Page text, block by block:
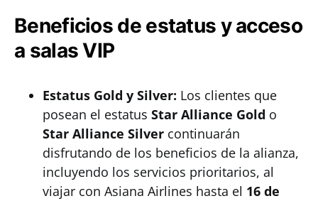
Beneficios de estatus y acceso
a salas VIP
Estatus Gold y Silver: Los clientes que
posean el estatus Star Alliance Gold o
Star Alliance Silver continuarán
disfrutando de los beneficios de la alianza,
incluyendo los servicios prioritarios, al
viajar con Asiana Airlines hasta el 16 de